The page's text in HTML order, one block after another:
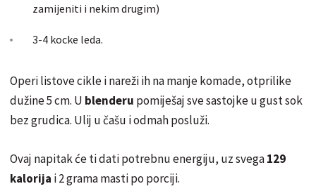
zamijeniti i nekim drugim)
3-4 kocke leda.
Operi listove cikle i nareži ih na manje komade, otprilike
dužine 5 cm. U blenderu pomiješaj sve sastojke u gust sok
bez grudica. Ulij u čašu i odmah posluži.
Ovaj napitak će ti dati potrebnu energiju, uz svega129
kalorija i 2 grama masti po porciji.